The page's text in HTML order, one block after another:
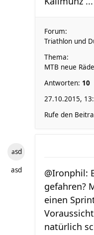
Forum:
Triathlon und
Thema:
MTB neue
Antworten: 10
27.10.2015,
Rufe den
asd
asd
@Ironphil:
gefahren?
einen
natürlich